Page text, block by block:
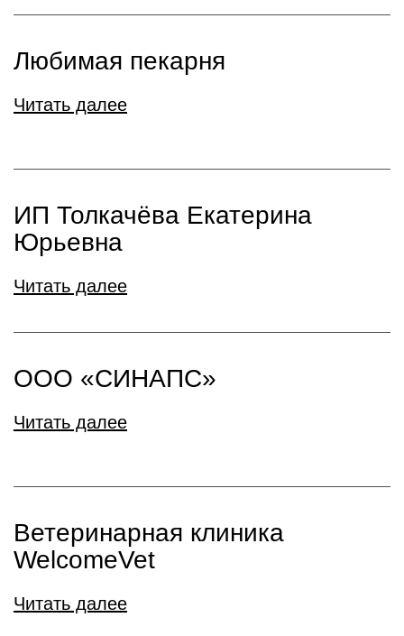
Любимая пекарня
Читать далее
ИП Толкачёва Екатерина
Юрьевна
Читать далее
ООО «СИНАПС»
Читать далее
Ветеринарная клиника
WelcomeVet
Читать далее